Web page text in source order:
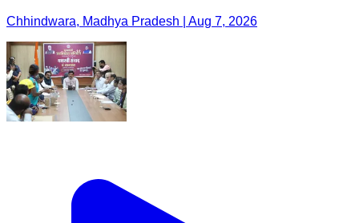
Chhindwara, Madhya Pradesh | Aug 7, 2026